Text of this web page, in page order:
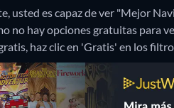
usted es capaz de ver "Mejor
no hay opciones gratuitas para
haz clic en 'Gratis' en los